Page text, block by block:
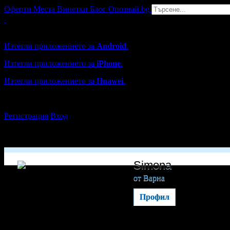
Оферти Места Винетки Блог Опознай.bg
Изтегли приложението за Android.
Изтегли приложението за iPhone.
Изтегли приложението за Huawei.
Регистрация Вход
Simona
от Варна
Профил